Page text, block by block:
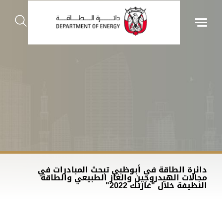
دائرة الطاقة في أبوظبي تبحث المبادرات في
مجالات الهيدروجين والغاز الطبيعي والطاقة
النظيفة خلال "غازتك 2022"